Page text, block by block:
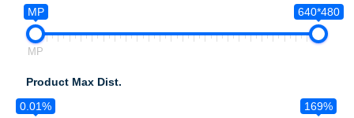
MP
640*480
MP
Product Max Dist.
0.01%
169%